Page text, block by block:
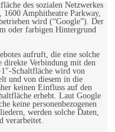
des sozialen Netzwerkes
Amphitheatre Parkway,
wird (“Google”). Der
oder farbigen Hintergrund
aufruft, die eine solche
direkte Verbindung mit den
Schaltfläche wird von
und von diesem in die
keinen Einfluss auf den
erhebt. Laut Google
keine personenbezogenen
werden solche Daten,
verarbeitet.